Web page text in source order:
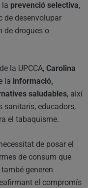
la prevenció selectiva,
de desenvolupar
de drogues o
la UPCCA, Carolina
la informació,
saludables, així
sanitaris, educadors,
el tabaquisme.
de posar el
de consum que
generen
el compromís